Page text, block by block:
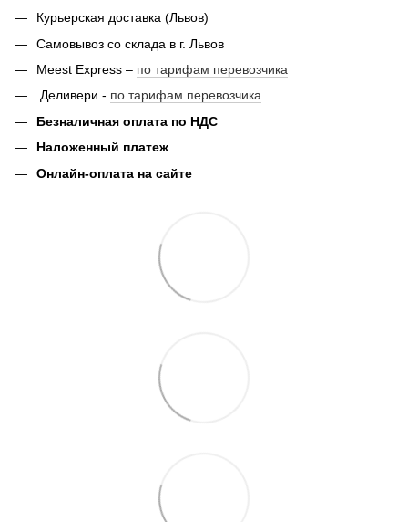
Курьерская доставка (Львов)
Самовывоз со склада в г. Львов
Meest Express – по тарифам перевозчика
Деливери - по тарифам перевозчика
Безналичная оплата по НДС
Наложенный платеж
Онлайн-оплата на сайте